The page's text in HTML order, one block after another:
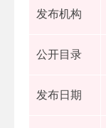
发布机构
公开目录
发布日期